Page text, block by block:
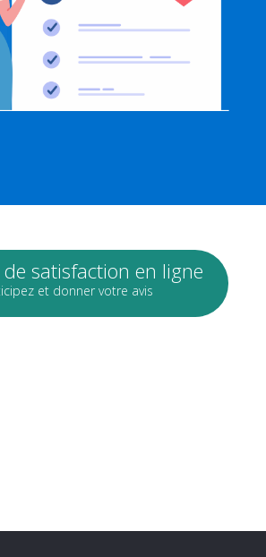
satisfaction en ligne
et donner votre avis